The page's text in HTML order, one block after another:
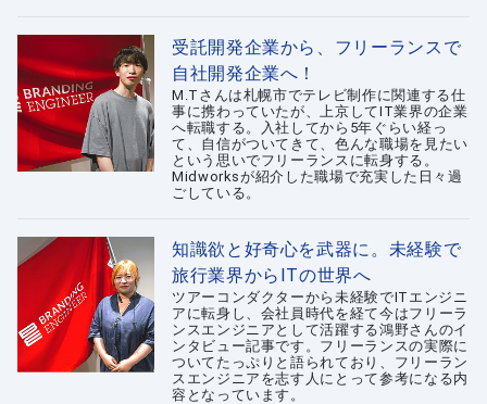
受託開発企業から、フリーランスで
自社開発企業へ！
M.Tさんは札幌市でテレビ制作に関連する仕
事に携わっていたが、上京してIT業界の企業
へ転職する。入社してから5年ぐらい経っ
て、自信がついてきて、色んな職場を見たい
という思いでフリーランスに転身する。
Midworksが紹介した職場で充実した日々過
ごしている。
知識欲と好奇心を武器に。未経験で
旅行業界からITの世界へ
ツアーコンダクターから未経験でITエンジニ
アに転身し、会社員時代を経て今はフリーラ
ンスエンジニアとして活躍する鴻野さんのイ
ンタビュー記事です。フリーランスの実際に
ついてたっぷりと語られており、フリーラン
スエンジニアを志す人にとって参考になる内
容となっています。